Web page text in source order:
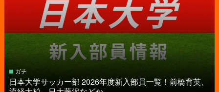
ガチ
日本大学サッカー部 2026年度新入部員一覧！前橋育英、